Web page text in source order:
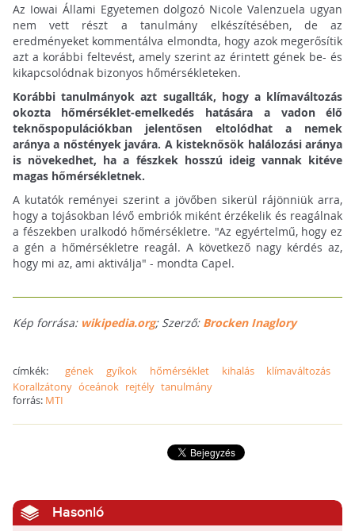
Az Iowai Állami Egyetemen dolgozó Nicole Valenzuela ugyan
nem vett részt a tanulmány elkészítésében, de az
eredményeket kommentálva elmondta, hogy azok megerősítik
azt a korábbi feltevést, amely szerint az érintett gének be- és
kikapcsolódnak bizonyos hőmérsékleteken.
Korábbi tanulmányok azt sugallták, hogy a klímaváltozás
okozta hőmérséklet-emelkedés hatására a vadon élő
teknőspopulációkban jelentősen eltolódhat a nemek
aránya a nőstények javára. A kisteknősök halálozási aránya
is növekedhet, ha a fészkek hosszú ideig vannak kitéve
magas hőmérsékletnek.
A kutatók reményei szerint a jövőben sikerül rájönniük arra,
hogy a tojásokban lévő embriók miként érzékelik és reagálnak
a fészekben uralkodó hőmérsékletre. "Az egyértelmű, hogy ez
a gén a hőmérsékletre reagál. A következő nagy kérdés az,
hogy mi az, ami aktiválja" - mondta Capel.
Kép forrása: wikipedia.org; Szerző: Brocken Inaglory
címkék:gének gyíkok hőmérséklet kihalás
klímaváltozás
Korallzátony óceánok rejtély tanulmány
forrás: MTI
Hasonló